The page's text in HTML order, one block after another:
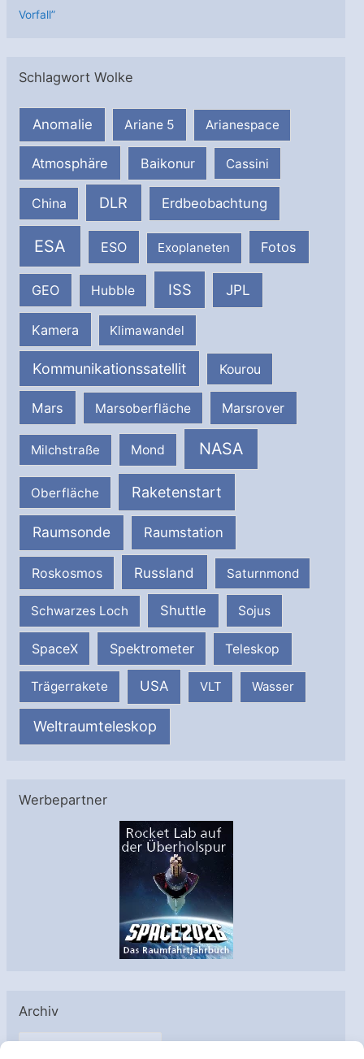
Vorfall”
Schlagwort Wolke
Anomalie Ariane 5 Arianespace
Atmosphäre Baikonur Cassini
China DLR Erdbeobachtung
ESA ESO Exoplaneten Fotos
GEO Hubble ISS JPL
Kamera Klimawandel
Kommunikationssatellit Kourou
Mars Marsoberfläche Marsrover
Milchstraße Mond NASA
Oberfläche Raketenstart
Raumsonde Raumstation
Roskosmos Russland Saturnmond
Schwarzes Loch Shuttle Sojus
SpaceX Spektrometer Teleskop
Trägerrakete USA VLT Wasser
Weltraumteleskop
Werbepartner
Archiv
A